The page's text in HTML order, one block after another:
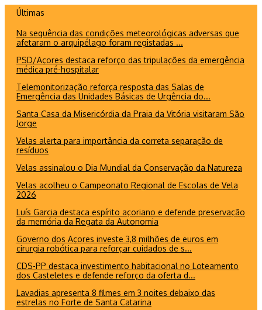
conteúdo
Últimas
Na sequência das condições meteorológicas adversas que
afetaram o arquipélago foram registadas ...
PSD/Açores destaca reforço das tripulações da emergência
médica pré-hospitalar
Telemonitorização reforça resposta das Salas de
Emergência das Unidades Básicas de Urgência do...
Santa Casa da Misericórdia da Praia da Vitória visitaram São
Jorge
Velas alerta para importância da correta separação de
resíduos
Velas assinalou o Dia Mundial da Conservação da Natureza
Velas acolheu o Campeonato Regional de Escolas de Vela
2026
Luís Garcia destaca espírito açoriano e defende preservação
da memória da Regata da Autonomia
Governo dos Açores investe 3,8 milhões de euros em
cirurgia robótica para reforçar cuidados de s...
CDS-PP destaca investimento habitacional no Loteamento
dos Casteletes e defende reforço da oferta d...
Lavadias apresenta 8 filmes em 3 noites debaixo das
estrelas no Forte de Santa Catarina